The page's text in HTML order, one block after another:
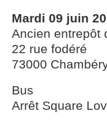
Mardi 09 juin
Ancien entrepôt
22 rue fodéré
73000
Bus
Arrêt Square